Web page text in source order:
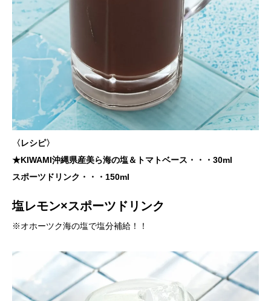
〈レシピ〉
★KIWAMI沖縄県産美ら海の塩＆トマトベース・・・30ml
スポーツドリンク・・・150ml
塩レモン×スポーツドリンク
※オホーツク海の塩で塩分補給！！